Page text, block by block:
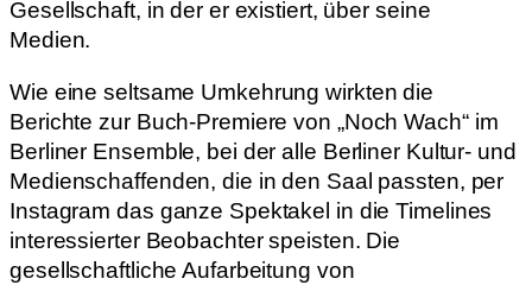
Gesellschaft, in der er existiert, über seine
Medien.
Wie eine seltsame Umkehrung wirkten die
Berichte zur Buch-Premiere von „Noch Wach“ im
Berliner Ensemble, bei der alle Berliner Kultur- und
Medienschaffenden, die in den Saal passten, per
Instagram das ganze Spektakel in die Timelines
interessierter Beobachter speisten. Die
gesellschaftliche Aufarbeitung von